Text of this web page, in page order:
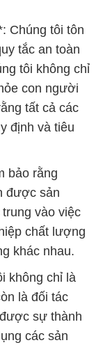
Chúng tôi tôn
tắc an toàn
tôi không chỉ
con người
tất cả các
định và tiêu
bảo rằng
được sản
vào việc
chất lượng
khác nhau.
không chỉ là
là đối tác
sự thành
các sản